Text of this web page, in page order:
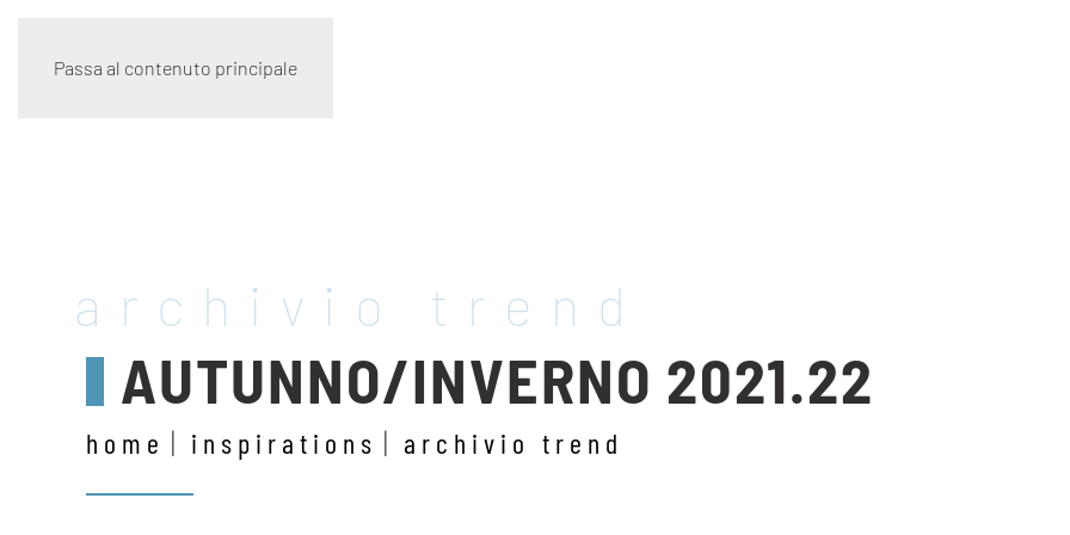
Passa al contenuto principale
archivio trend
AUTUNNO/INVERNO 2021.22
home inspirations archivio trend